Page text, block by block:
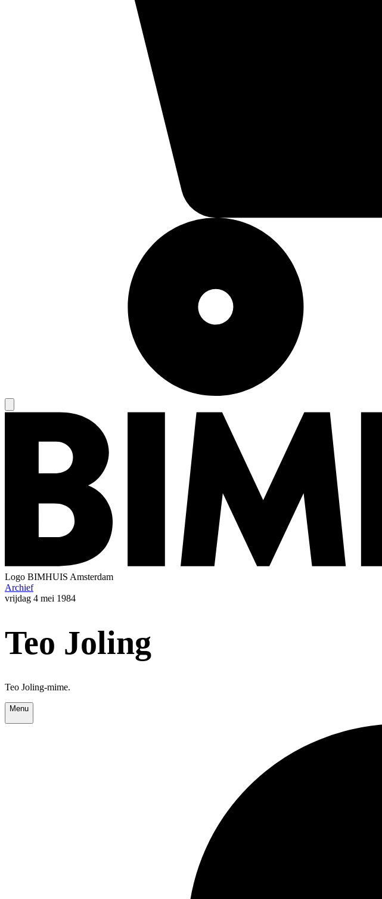
Logo BIMHUIS Amsterdam
Archief
vrijdag 4 mei 1984
Teo Joling
Teo Joling-mime.
Menu